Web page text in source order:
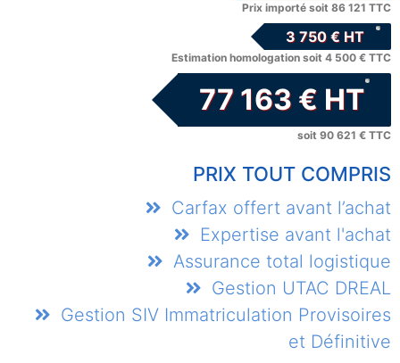
Prix importé soit 86 121 TTC
3 750 € HT
Estimation homologation soit 4 500 € TTC
77 163 € HT
soit 90 621 € TTC
PRIX TOUT COMPRIS
Carfax offert avant l’achat
Expertise avant l'achat
Assurance total logistique
Gestion UTAC DREAL
Gestion SIV Immatriculation Provisoires
et Définitive